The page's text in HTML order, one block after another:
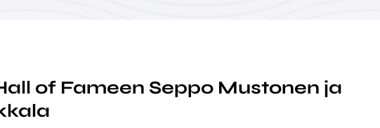
of Fameen Seppo Mustonen ja